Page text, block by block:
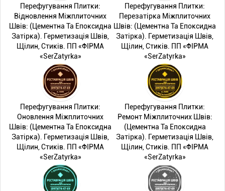
Перефугування Плитки:
Відновлення Міжплиточних
Швів: (Цементна Та Епоксидна
Затірка). Герметизація Швів,
Щілин, Стиків. ПП «ФІРМА
«SerZatyrka»
Перефугування Плитки:
Перезатірка Міжплиточних
Швів: (Цементна Та Епоксидна
Затірка). Герметизація Швів,
Щілин, Стиків. ПП «ФІРМА
«SerZatyrka»
Перефугування Плитки:
Оновлення Міжплиточних
Швів: (Цементна Та Епоксидна
Затірка). Герметизація Швів,
Щілин, Стиків. ПП «ФІРМА
«SerZatyrka»
Перефугування Плитки:
Ремонт Міжплиточних Швів:
(Цементна Та Епоксидна
Затірка). Герметизація Швів,
Щілин, Стиків. ПП «ФІРМА
«SerZatyrka»